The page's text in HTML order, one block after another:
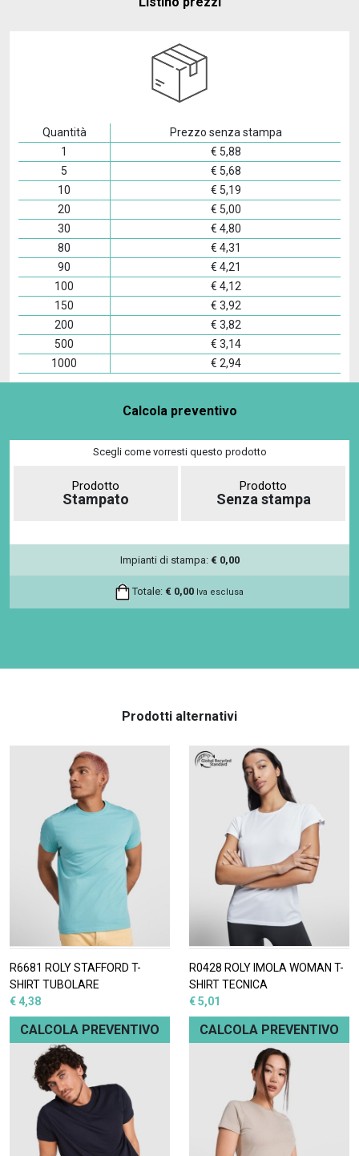
Quantità
Prezzo senza stampa
1
€ 5,88
5
€ 5,68
10
€ 5,19
20
€ 5,00
30
€ 4,80
80
€ 4,31
90
€ 4,21
100
€ 4,12
150
€ 3,92
200
€ 3,82
500
€ 3,14
1000
€ 2,94
Calcola preventivo
Scegli come vorresti questo prodotto
Prodotto
Stampato
Prodotto
Senza stampa
Impianti di stampa: € 0,00
Totale: € 0,00 Iva esclusa
Prodotti alternativi
R6681 ROLY STAFFORD T-
SHIRT TUBOLARE
€ 4,38
CALCOLA PREVENTIVO
R0428 ROLY IMOLA WOMAN T-
SHIRT TECNICA
€ 5,01
CALCOLA PREVENTIVO